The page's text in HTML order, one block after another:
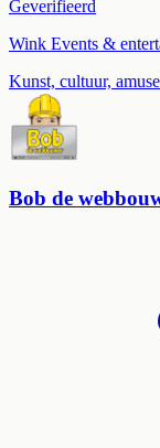
Geverifieerd
Wink Events &
Kunst, cultuur,
Bob de